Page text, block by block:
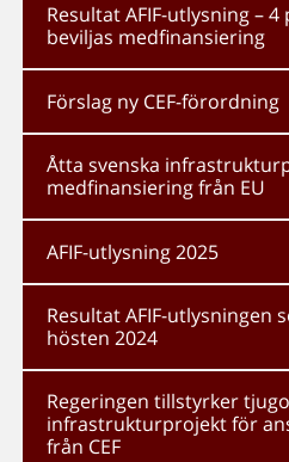
Resultat AFIF-utlysning –
beviljas medfinansiering
Förslag ny CEF-förordning
Åtta svenska
medfinansiering från EU
AFIF-utlysning 2025
Resultat AFIF-utlysningen
hösten 2024
Regeringen tillstyrker tjugo
infrastrukturprojekt för
från CEF